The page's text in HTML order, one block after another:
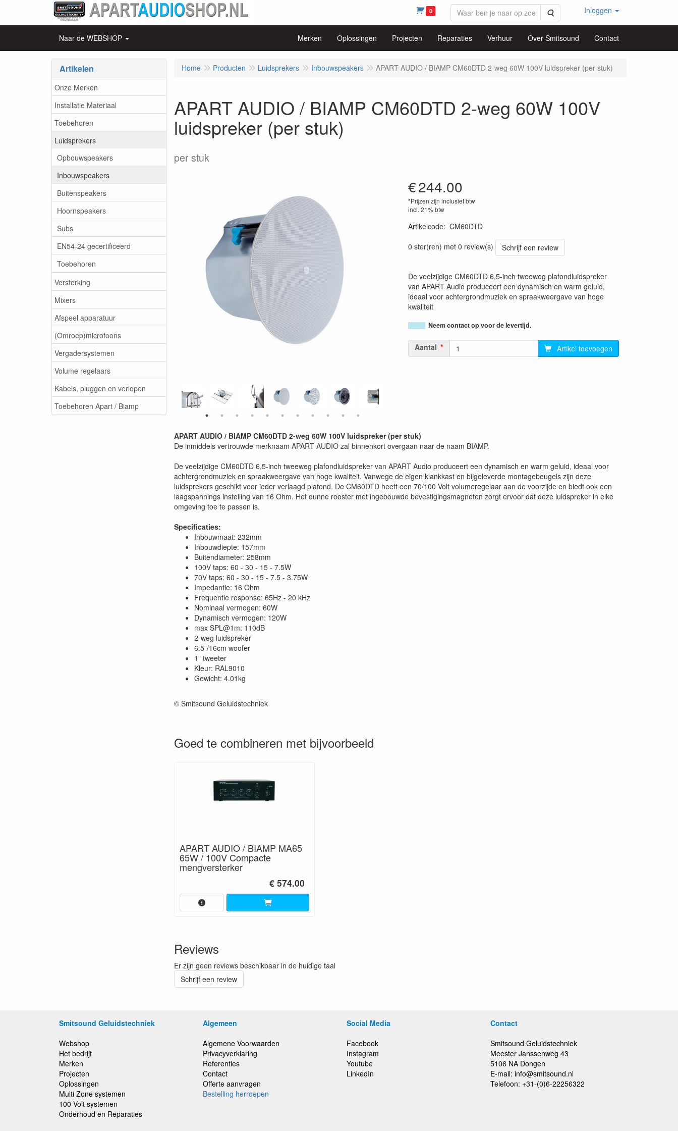
0 Zoeken Inloggen
Naar de WEBSHOP Merken Oplossingen Projecten Reparaties Verhuur Over Smitsound Contact
Artikelen
Onze Merken
Installatie Materiaal
Toebehoren
Luidsprekers
Opbouwspeakers
Inbouwspeakers
Buitenspeakers
Hoornspeakers
Subs
EN54-24 gecertificeerd
Toebehoren
Versterking
Mixers
Afspeel apparatuur
(Omroep)microfoons
Vergadersystemen
Volume regelaars
Kabels, pluggen en verlopen
Toebehoren Apart / Biamp
Home Producten Luidsprekers Inbouwspeakers APART AUDIO / BIAMP CM60DTD 2-weg 60W 100V luidspreker (per stuk)
APART AUDIO / BIAMP CM60DTD 2-weg 60W 100V
luidspreker (per stuk)
per stuk
€244.00
*Prijzen zijn inclusief btw
incl. 21% btw
Artikelcode: CM60DTD
0 ster(ren) met 0 review(s)
Schrijf een review
De veelzijdige CM60DTD 6,5-inch tweeweg plafondluidspreker
van APART Audio produceert een dynamisch en warm geluid,
ideaal voor achtergrondmuziek en spraakweergave van hoge
kwaliteit
Neem contact op voor de levertijd.
Aantal Artikel toevoegen
APART AUDIO / BIAMP CM60DTD 2-weg 60W 100V luidspreker (per stuk)
De inmiddels vertrouwde merknaam APART AUDIO zal binnenkort overgaan naar de naam BIAMP.
De veelzijdige CM60DTD 6,5-inch tweeweg plafondluidspreker van APART Audio produceert een dynamisch en warm geluid, ideaal voor
achtergrondmuziek en spraakweergave van hoge kwaliteit. Vanwege de eigen klankkast en bijgeleverde montagebeugels zijn deze
luidsprekers geschikt voor ieder verlaagd plafond. De CM60DTD heeft een 70/100 Volt volumeregelaar aan de voorzijde en biedt ook een
laagspannings instelling van 16 Ohm. Het dunne rooster met ingebouwde bevestigingsmagneten zorgt ervoor dat deze luidspreker in elke
omgeving toe te passen is.
Specificaties:
Inbouwmaat: 232mm
Inbouwdiepte: 157mm
Buitendiameter: 258mm
100V taps: 60 - 30 - 15 - 7.5W
70V taps: 60 - 30 - 15 - 7.5 - 3.75W
Impedantie: 16 Ohm
Frequentie response: 65Hz - 20 kHz
Nominaal vermogen: 60W
Dynamisch vermogen: 120W
max SPL@1m: 110dB
2-weg luidspreker
6.5”/16cm woofer
1” tweeter
Kleur: RAL9010
Gewicht: 4.01kg
© Smitsound Geluidstechniek
Goed te combineren met bijvoorbeeld
APART AUDIO / BIAMP MA65
65W / 100V Compacte
mengversterker
€ 574.00
Reviews
Er zijn geen reviews beschikbaar in de huidige taal
Schrijf een review
Smitsound Geluidstechniek
Webshop
Het bedrijf
Merken
Projecten
Oplossingen
Multi Zone systemen
100 Volt systemen
Onderhoud en Reparaties
Algemeen
Algemene Voorwaarden
Privacyverklaring
Referenties
Contact
Offerte aanvragen
Bestelling herroepen
Social Media
Facebook
Instagram
Youtube
LinkedIn
Contact
Smitsound Geluidstechniek
Meester Janssenweg 43
5106 NA Dongen
E-mail: info@smitsound.nl
Telefoon: +31-(0)6-22256322